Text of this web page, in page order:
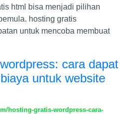
html bisa menjadi pilihan
hosting gratis
untuk mencoba membuat
cara dapat
untuk website
hosting-gratis-wordpress-cara-